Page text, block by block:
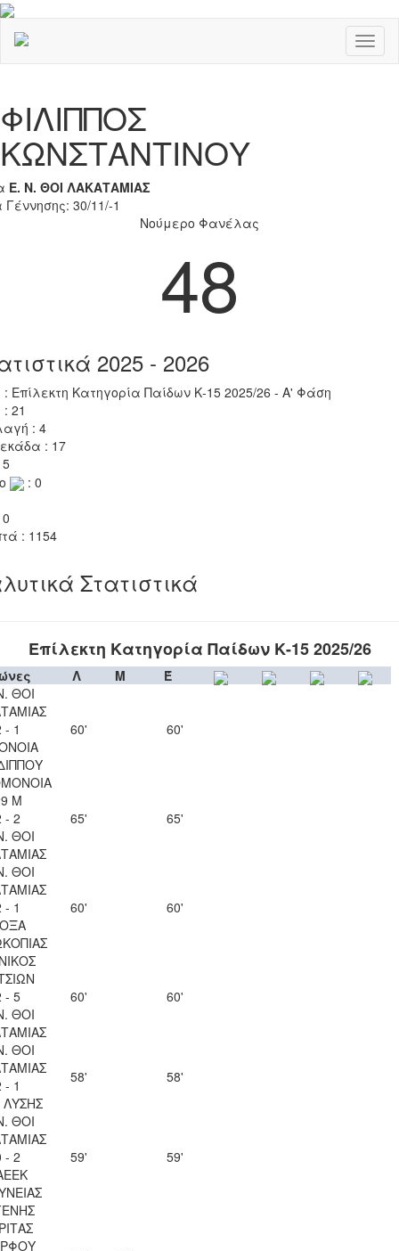
ΦΙΛΙΠΠΟΣ
ΚΩΝΣΤΑΝΤΙΝΟΥ
Ε. Ν. ΘΟΙ ΛΑΚΑΤΑΜΙΑΣ
30/11/-1
Νούμερο Φανέλας
48
2025 - 2026
: Επίλεκτη Κατηγορία Παίδων Κ-15 2025/26 - Α' Φάση
21
: 4
: 17
: 0
: 1154
Στατιστικά
Επίλεκτη Κατηγορία Παίδων Κ-15 2025/26
Λ Μ
Έ
ΘΟΙ
- 1
60' 60'
Μ
- 2
ΘΟΙ
65' 65'
ΘΟΙ
- 1
60' 60'
- 5
ΘΟΙ
60' 60'
ΘΟΙ
- 1
ΛΥΣΗΣ
58' 58'
ΘΟΙ
- 2
59' 59'